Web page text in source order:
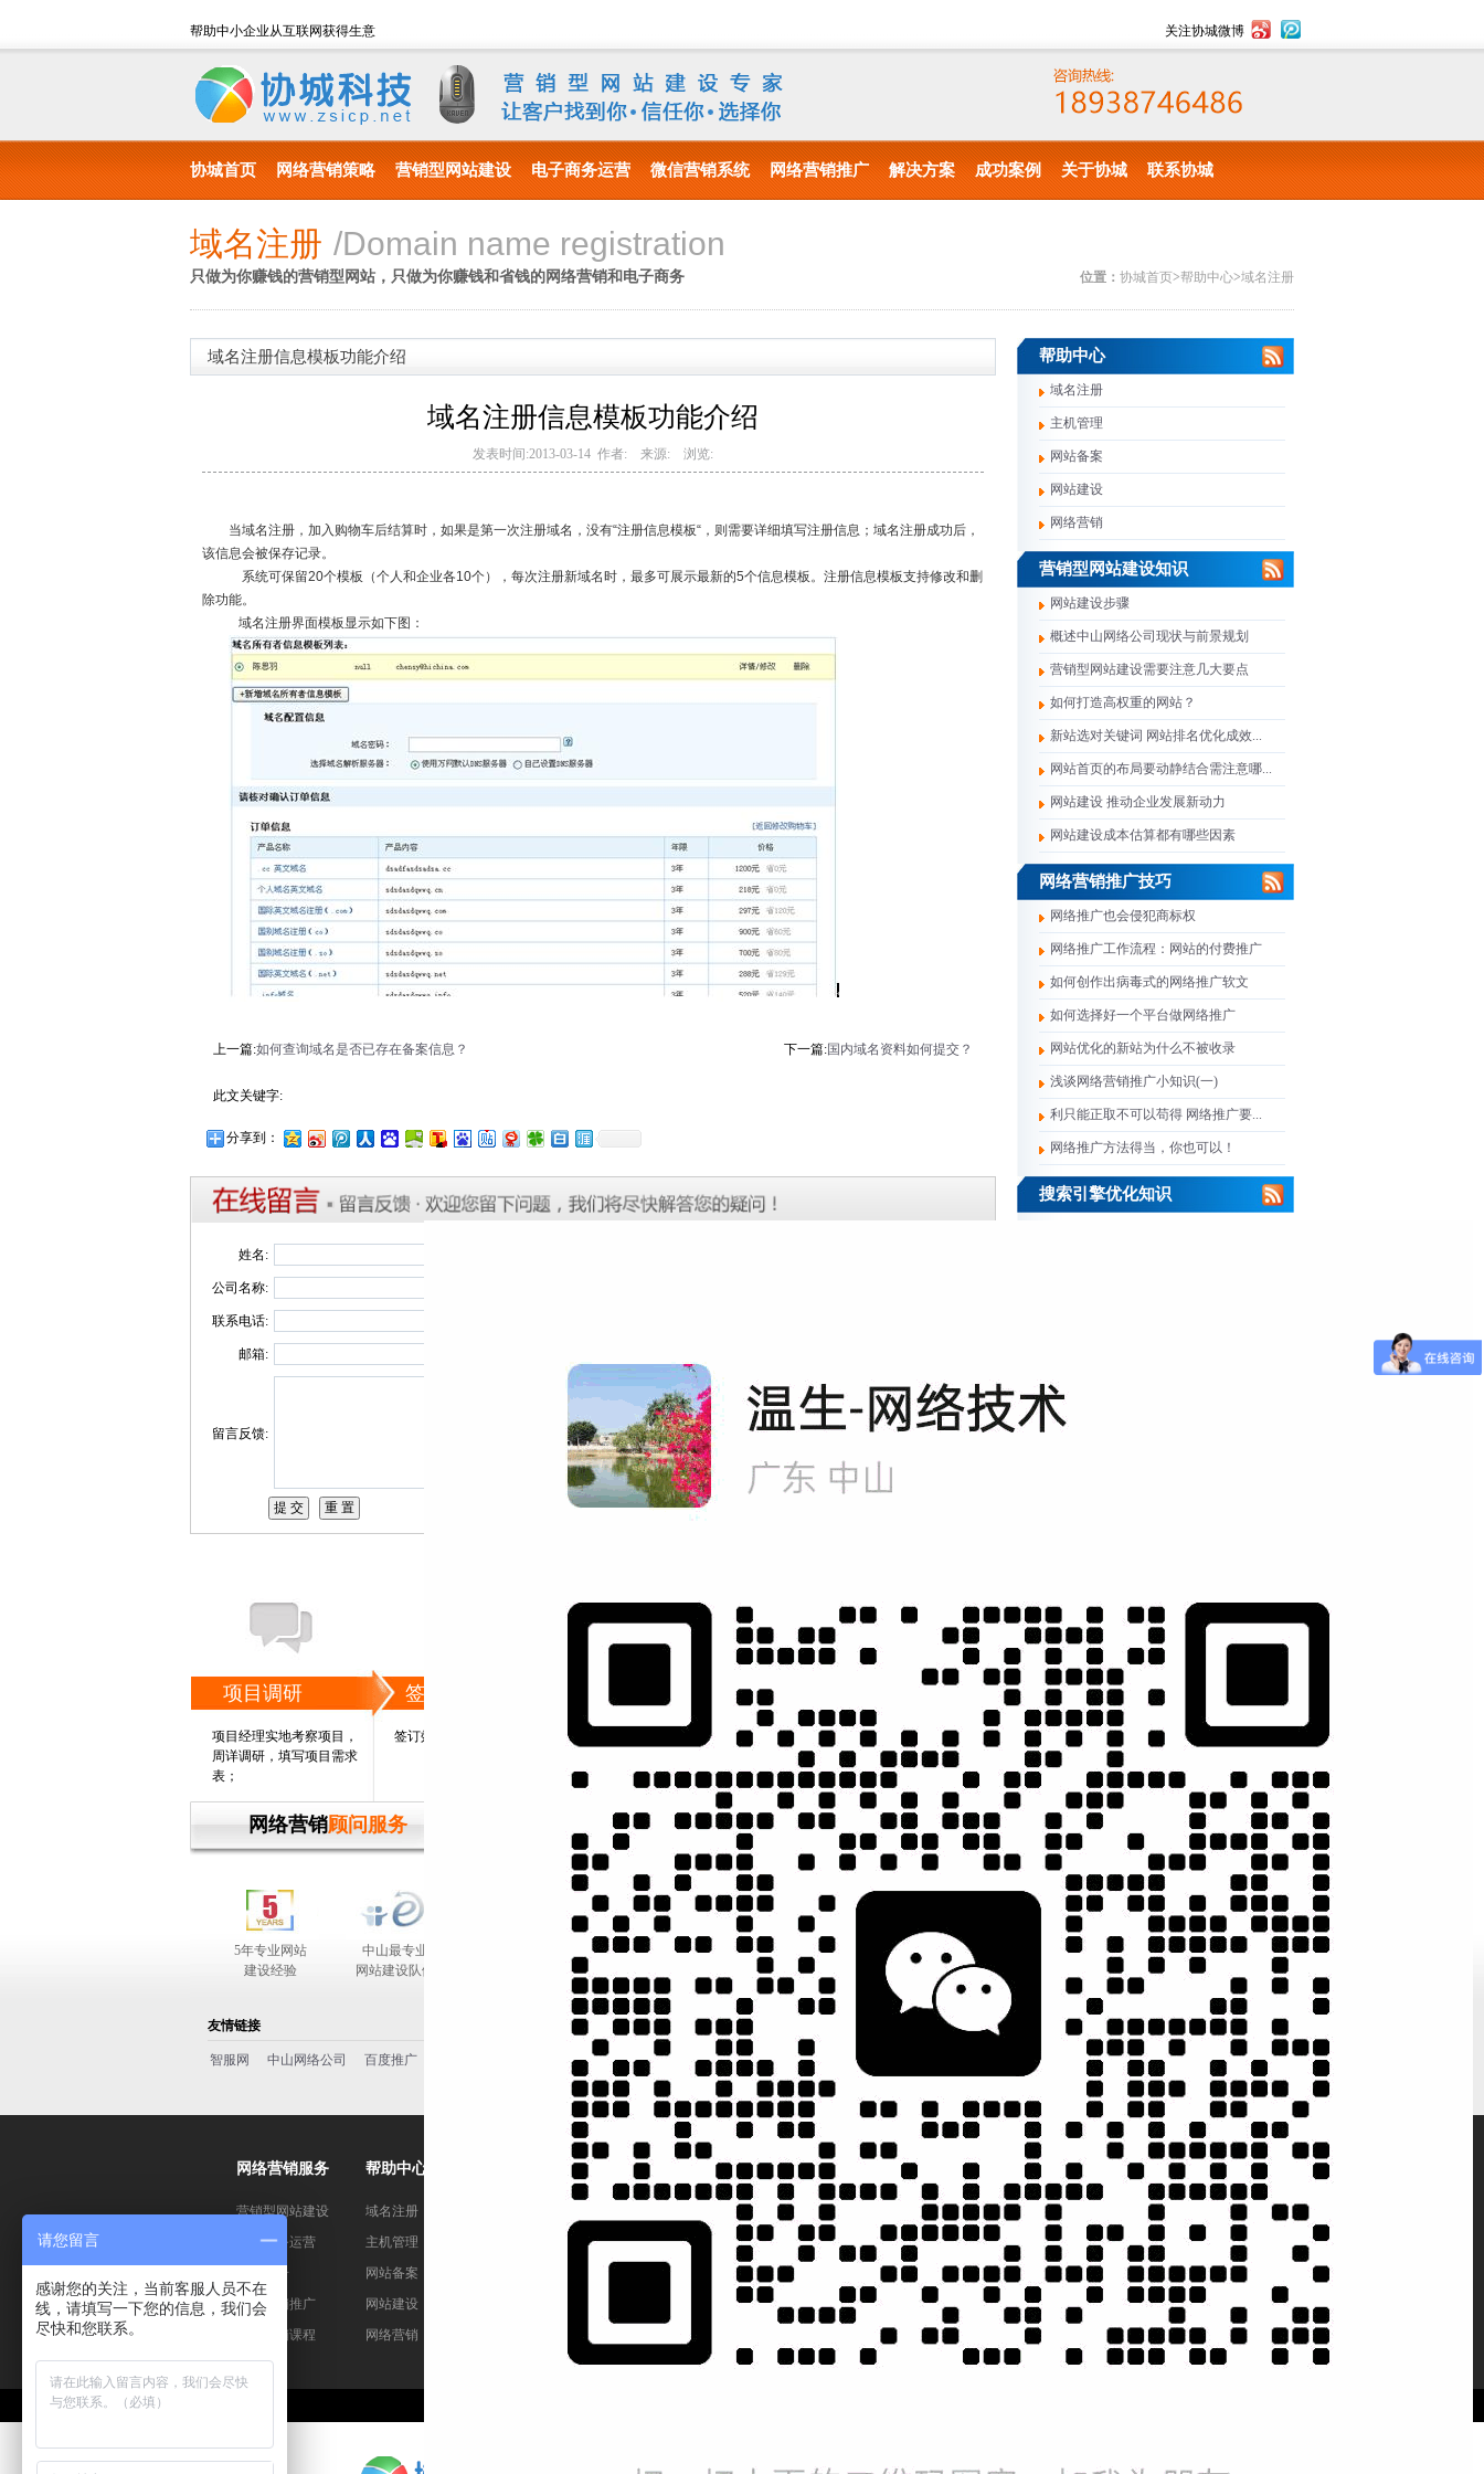
帮助中小企业从互联网获得生意 关注协城微博
协城首页 网络营销策略 营销型网站建设 电子商务运营 微信营销系统 网络营销推广 解决方案 成功案例 关于协城 联系协城
域名注册 /Domain name registration
位置： 协城首页>帮助中心>域名注册
只做为你赚钱的营销型网站，只做为你赚钱和省钱的网络营销和电子商务
域名注册信息模板功能介绍
域名注册信息模板功能介绍
发表时间:2013-03-14 作者: 来源: 浏览:
当域名注册，加入购物车后结算时，如果是第一次注册域名，没有“注册信息模板“，则需要详细填写注册信息；域名注册成功后，
该信息会被保存记录。
系统可保留20个模板（个人和企业各10个），每次注册新域名时，最多可展示最新的5个信息模板。注册信息模板支持修改和删
除功能。
域名注册界面模板显示如下图：
上一篇:如何查询域名是否已存在备案信息？ 下一篇:国内域名资料如何提交？
此文关键字:
分享到：
姓名:
公司名称:
联系电话:
邮箱:
留言反馈:
帮助中心
域名注册
主机管理
网站备案
网站建设
网络营销
营销型网站建设知识
网站建设步骤
概述中山网络公司现状与前景规划
营销型网站建设需要注意几大要点
如何打造高权重的网站？
新站选对关键词 网站排名优化成效...
网站首页的布局要动静结合需注意哪...
网站建设 推动企业发展新动力
网站建设成本估算都有哪些因素
网络营销推广技巧
网络推广也会侵犯商标权
网络推广工作流程：网站的付费推广
如何创作出病毒式的网络推广软文
如何选择好一个平台做网络推广
网站优化的新站为什么不被收录
浅谈网络营销推广小知识(一)
利只能正取不可以苟得 网络推广要...
网络推广方法得当，你也可以！
搜索引擎优化知识
网站建设SEO数据分析技巧二：网站...
做好SEO，不能只靠外链
项目调研
项目经理实地考察项目，
周详调研，填写项目需求
表；
签订协议
签订效果保证书！
全方位分析，精准定位 输
营销型网站建设
完全按照项目策划方案制
作专属于你的营销型网
站！（独一无二）
项目运营
贴近目标消费市场，实现
精准营销推广工作；（保
证效果）
团队复制
帮助客户打造高效率的网
络营销运营团队！
网络营销顾问服务 网站建设 网络营销 运营托管 实战网络营销 实操培训
5年专业网站
建设经验
中山最专业
网站建设队伍
质量 服务 诚信
合作伙伴
百度推广合作
伙伴
营销型网站
建设领先者
例实施成果
网络营销与建
站技术并重
友情链接
智服网 中山网络公司 百度推广 深圳网站建设 郑州网站优化 淘英网 营销型网站建设
网络营销服务
营销型网站建设
电子商务运营
域名注册
网络营销推广
网络营销课程
帮助中心
域名注册
主机管理
网站备案
网站建设
网络营销
0760-88888 789
189 3874 6486
周一至周五 8:30-18:30
周六 8:30-12:30
在线客服
关注我们
协城科技
微信二维码
微信扫一扫，知
晓电子商务动态
erencai168
版权所有 © 广东协城信息科技有限公司
请您留言
感谢您的关注，当前客服人员不在
线，请填写一下您的信息，我们会
尽快和您联系。